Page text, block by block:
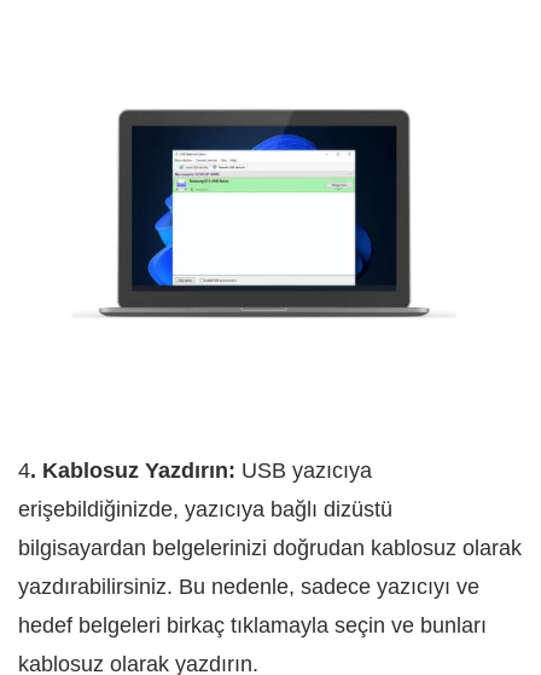
4. Kablosuz Yazdırın: USB yazıcıya
erişebildiğinizde, yazıcıya bağlı dizüstü
bilgisayardan belgelerinizi doğrudan kablosuz olarak
yazdırabilirsiniz. Bu nedenle, sadece yazıcıyı ve
hedef belgeleri birkaç tıklamayla seçin ve bunları
kablosuz olarak yazdırın.